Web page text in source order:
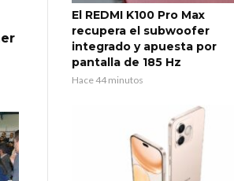
El REDMI K100 Pro Max
recupera el subwoofer
integrado y apuesta por
pantalla de 185 Hz
Hace 44 minutos